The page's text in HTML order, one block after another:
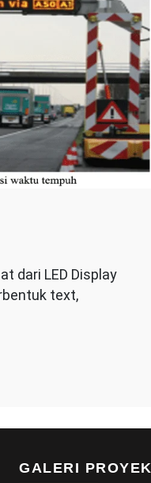
dari LED Display
text,
GALERI PROYEK